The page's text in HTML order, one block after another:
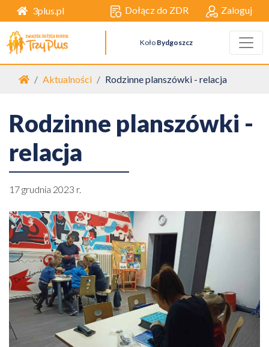
3plus.pl Dołącz do ZDR Zaloguj
Koło Bydgoszcz
Strona główna
Aktualności Rodzinne planszówki - relacja
Rodzinne planszówki -
relacja
17 grudnia 2023 r.